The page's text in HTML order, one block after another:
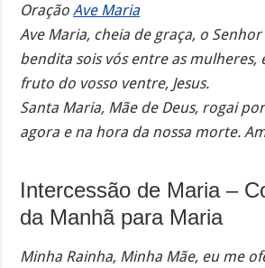
OraçãoAve Maria
Ave Maria, cheia de graça, o
bendita sois vós entre as mulheres,
fruto do vosso ventre, Jesus.
Santa Maria, Mãe de Deus, rogai
agora e na hora da nossa morte.
Intercessão de Maria –
da Manhã para Maria
Minha Rainha, Minha Mãe, eu me